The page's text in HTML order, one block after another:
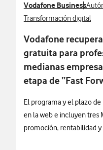
Ver más notas de prensa
Vodafone BusinessVer
Ver más notas de prensa
Transformación digital
Vodafone
gratuita para
medianas
etapa de “Fast
El programa y el plazo
en la web e incluyen tres
promoción, rentabilidad